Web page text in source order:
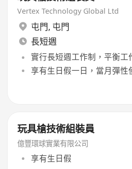
Vertex Technology Global Ltd
屯門, 屯門
長短週
實行長短週工作制，平衡工
享有生日假一日，當月彈性
玩具槍技術組裝員
億豐環球實業有限公司
享有生日假